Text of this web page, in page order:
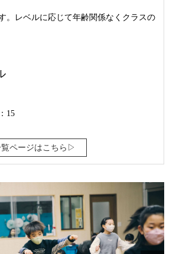
。レベルに応じて年齢関係なくクラスの
15
覧ページはこちら▷